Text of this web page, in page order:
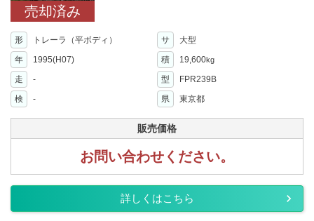
売却済み
形 トレーラ（平ボディ） サ
大型
年
1995(H07) 積 19,600kg
走 - 型
FPR239B
検
- 県 東京都
販売価格
お問い合わせください。
詳しくはこちら